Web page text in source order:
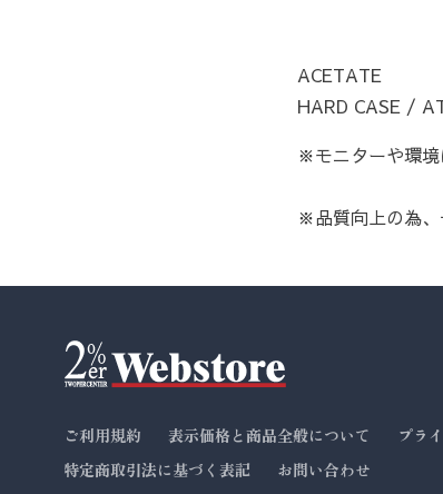
ACETATE
HARD CASE /
※モニターや環境
※品質向上の為、
ご利用規約 表示価格と商品全般について
プラ
特定商取引法に基づく表記
お問い合わせ